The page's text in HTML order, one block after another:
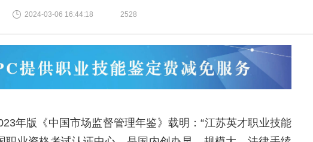
2024-03-06 16:44:18 2528
年版《中国市场监督管理年鉴》载明：“江苏英才职业技能